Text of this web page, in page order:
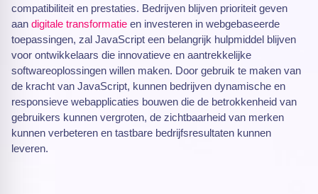
compatibiliteit en prestaties. Bedrijven blijven prioriteit geven
aan digitale transformatie en investeren in webgebaseerde
toepassingen, zal JavaScript een belangrijk hulpmiddel blijven
voor ontwikkelaars die innovatieve en aantrekkelijke
softwareoplossingen willen maken. Door gebruik te maken van
de kracht van JavaScript, kunnen bedrijven dynamische en
responsieve webapplicaties bouwen die de betrokkenheid van
gebruikers kunnen vergroten, de zichtbaarheid van merken
kunnen verbeteren en tastbare bedrijfsresultaten kunnen
leveren.